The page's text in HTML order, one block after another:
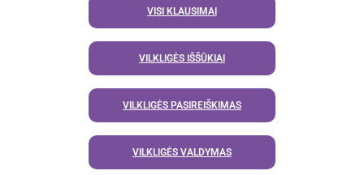
VISI KLAUSIMAI
VILKLIGĖS IŠŠŪKIAI
VILKLIGĖS PASIREIŠKIMAS
VILKLIGĖS VALDYMAS